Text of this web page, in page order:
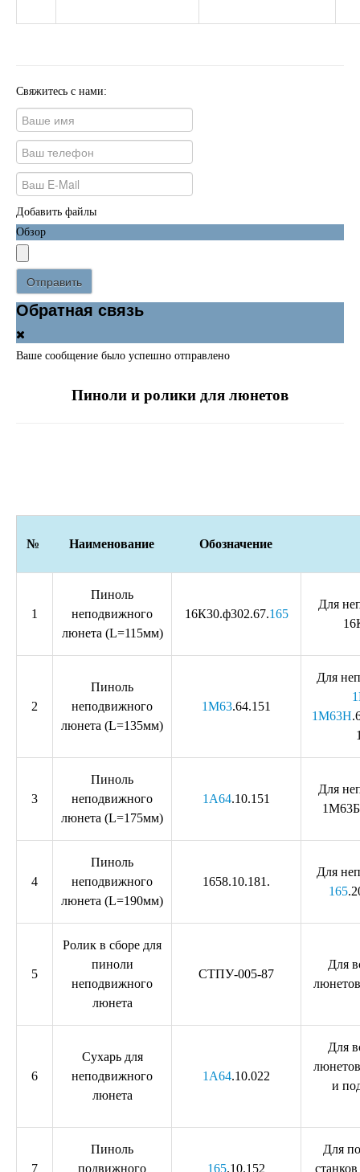
Свяжитесь с нами:
Добавить файлы
Обзор
Отправить
Обратная связь
Ваше сообщение было успешно отправлено
Пиноли и ролики для люнетов
№ Наименование Обозначение
1
Пиноль
неподвижного
люнета (L=115мм)
16К30.ф302.67.165
Для
2
Пиноль
неподвижного
люнета (L=135мм)
1М63.64.151
Для
1М63Н
3
Пиноль
неподвижного
люнета (L=175мм)
1А64.10.151
Для
4
Пиноль
неподвижного
люнета (L=190мм)
1658.10.181.
Для
165
5
Ролик в сборе для
пиноли
неподвижного
люнета
СТПУ-005-87
Для
6
Сухарь для
неподвижного
люнета
1А64.10.022
Для
и
7
Пиноль
подвижного
165.10.152
Для